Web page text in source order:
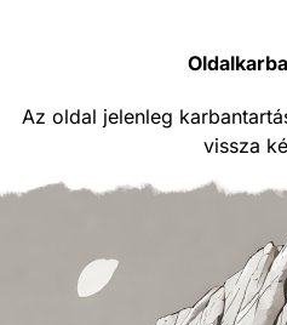
Az oldal jelenleg
vissza